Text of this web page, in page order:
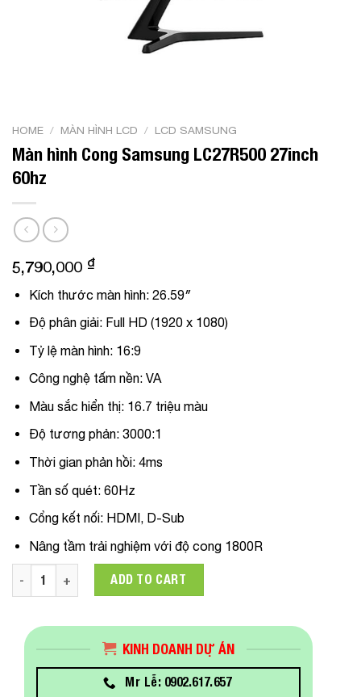
HOME / MÀN HÌNH LCD / LCD SAMSUNG
Màn hình Cong Samsung LC27R500 27inch
60hz
5,790,000 ₫
Kích thước màn hình: 26.59″
Độ phân giải: Full HD (1920 x 1080)
Tỷ lệ màn hình: 16:9
Công nghệ tấm nền: VA
Màu sắc hiển thị: 16.7 triệu màu
Độ tương phản: 3000:1
Thời gian phản hồi: 4ms
Tần số quét: 60Hz
Cổng kết nối: HDMI, D-Sub
Nâng tầm trải nghiệm với độ cong 1800R
Màn hình Cong Samsung LC27R500 27inch 60hz quantity
ADD TO CART
KINH DOANH DỰ ÁN
Mr Lễ: 0902.617.657